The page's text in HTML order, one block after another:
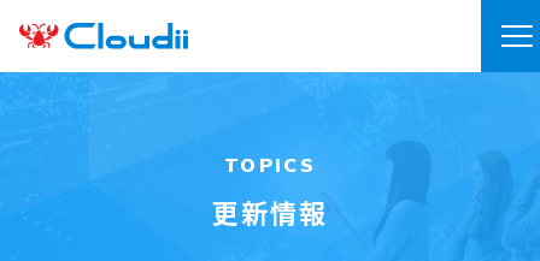
TOPICS
更新情報